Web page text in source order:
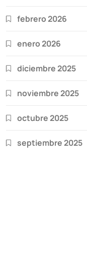
febrero 2026
enero 2026
diciembre 2025
noviembre 2025
octubre 2025
septiembre 2025